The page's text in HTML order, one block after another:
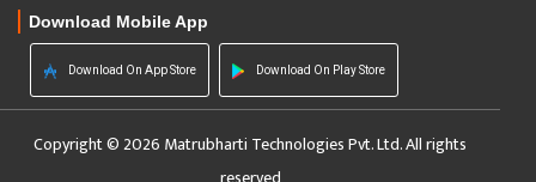
Download Mobile App
Download On App Store Download On Play Store
Copyright © 2026 Matrubharti Technologies Pvt. Ltd. All rights